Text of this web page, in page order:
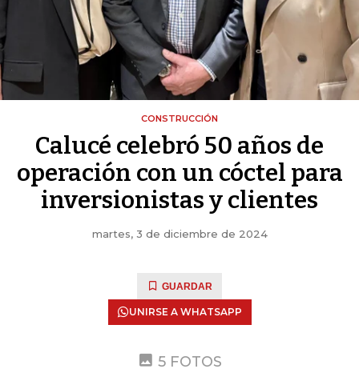
CONSTRUCCIÓN
Calucé celebró 50 años de
operación con un cóctel para
inversionistas y clientes
martes, 3 de diciembre de 2024
GUARDAR
UNIRSE A WHATSAPP
5 FOTOS